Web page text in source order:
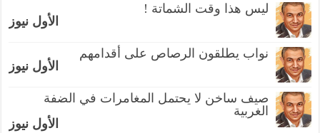
ليس هذا وقت الشماتة !
الأول نيوز
نواب يطلقون الرصاص على أقدامهم
الأول نيوز
صيف ساخن لا يحتمل المغامرات في الضفة
الغربية
الأول نيوز